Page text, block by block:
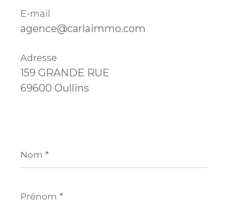
E-mail
agence@carlaimmo.com
Adresse
159 GRANDE RUE
69600 Oullins
*
*